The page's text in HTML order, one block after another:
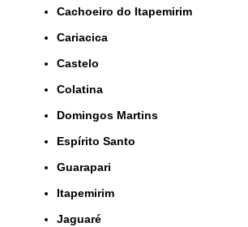
Cachoeiro do Itapemirim
Cariacica
Castelo
Colatina
Domingos Martins
Espírito Santo
Guarapari
Itapemirim
Jaguaré